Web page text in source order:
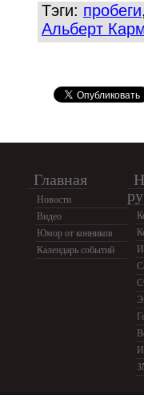
Тэги: пробеги
Альберт
Главная
Новости
Видео
Юмор от конников
Календарь событий